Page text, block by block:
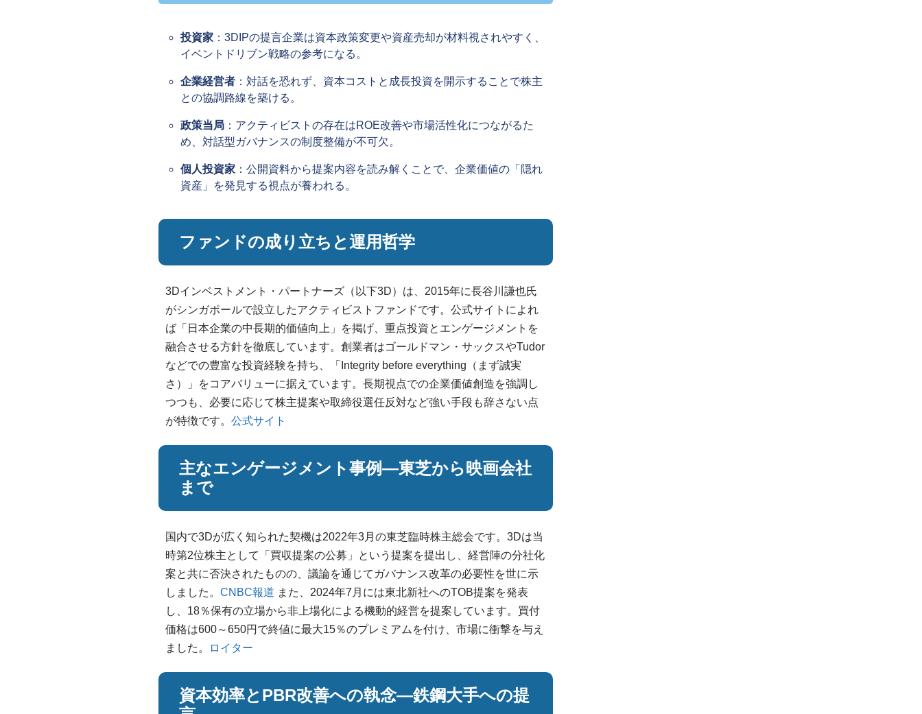
投資家 ：3DIPの提言企業は資本政策変更や資産売却が材料視されやすく、
イベントドリブン戦略の参考になる。
企業経営者 ：対話を恐れず、資本コストと成長投資を開示することで株主
との協調路線を築ける。
政策当局 ：アクティビストの存在はROE改善や市場活性化につながるた
め、対話型ガバナンスの制度整備が不可欠。
個人投資家 ：公開資料から提案内容を読み解くことで、企業価値の「隠れ
資産」を発見する視点が養われる。
ファンドの成り立ちと運用哲学
3Dインベストメント・パートナーズ（以下3D）は、2015年に長谷川謙也氏
がシンガポールで設立したアクティビストファンドです。公式サイトによれ
ば「日本企業の中長期的価値向上」を掲げ、重点投資とエンゲージメントを
融合させる方針を徹底しています。創業者はゴールドマン・サックスやTudor
などでの豊富な投資経験を持ち、「Integrity before everything（まず誠実
さ）」をコアバリューに据えています。長期視点での企業価値創造を強調し
つつも、必要に応じて株主提案や取締役選任反対など強い手段も辞さない点
が特徴です。公式サイト
主なエンゲージメント事例―東芝から映画会社
まで
国内で3Dが広く知られた契機は2022年3月の東芝臨時株主総会です。3Dは当
時第2位株主として「買収提案の公募」という提案を提出し、経営陣の分社化
案と共に否決されたものの、議論を通じてガバナンス改革の必要性を世に示
しました。CNBC報道 また、2024年7月には東北新社へのTOB提案を発表
し、18％保有の立場から非上場化による機動的経営を提案しています。買付
価格は600～650円で終値に最大15％のプレミアムを付け、市場に衝撃を与え
ました。
ロイター
資本効率とPBR改善への執念―鉄鋼大手への提